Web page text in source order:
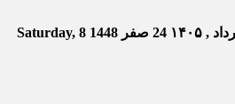
24 صفر 1448
Saturday, 8